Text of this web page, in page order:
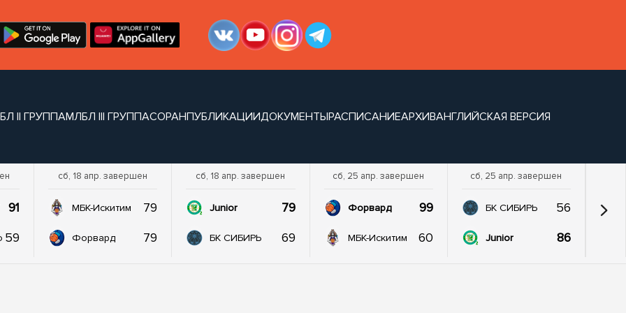
II ГРУППАМЛБЛ III ГРУППАСОРАНПУБЛИКАЦИИДОКУМЕНТЫРАСПИСАНИЕАРХИВАНГЛИЙСКАЯ ВЕРСИЯ
91
59
сб, 18 апр. завершен
МБК-Искитим 79
Форвард 79
сб, 18 апр. завершен
Junior 79
БК СИБИРЬ 69
сб, 25 апр. завершен
Форвард 99
МБК-Искитим 60
сб, 25 апр. завершен
БК СИБИРЬ 56
Junior 86